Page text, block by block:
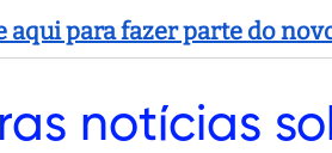
aqui para fazer parte do
notícias